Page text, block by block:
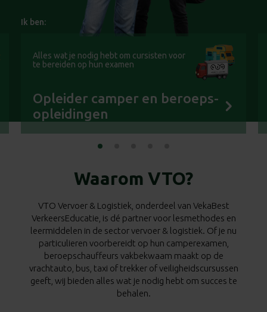
Ik ben:
Alles wat je nodig hebt om cursisten voor
te bereiden op hun examen
Opleider camper en beroeps-
opleidingen
Waarom VTO?
VTO Vervoer & Logistiek, onderdeel van VekaBest
VerkeersEducatie, is dé partner voor lesmethodes en
leermiddelen in de sector vervoer & logistiek. Of je nu
particulieren voorbereidt op hun camperexamen,
beroepschauffeurs vakbekwaam maakt op de
vrachtauto, bus, taxi of trekker of veiligheidscursussen
geeft, wij bieden alles wat je nodig hebt om succes te
behalen.